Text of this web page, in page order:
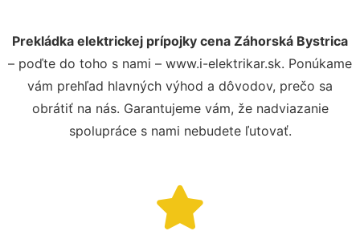
Prekládka elektrickej prípojky cena Záhorská Bystrica
– poďte do toho s nami – www.i-elektrikar.sk. Ponúkame
vám prehľad hlavných výhod a dôvodov, prečo sa
obrátiť na nás. Garantujeme vám, že nadviazanie
spolupráce s nami nebudete ľutovať.